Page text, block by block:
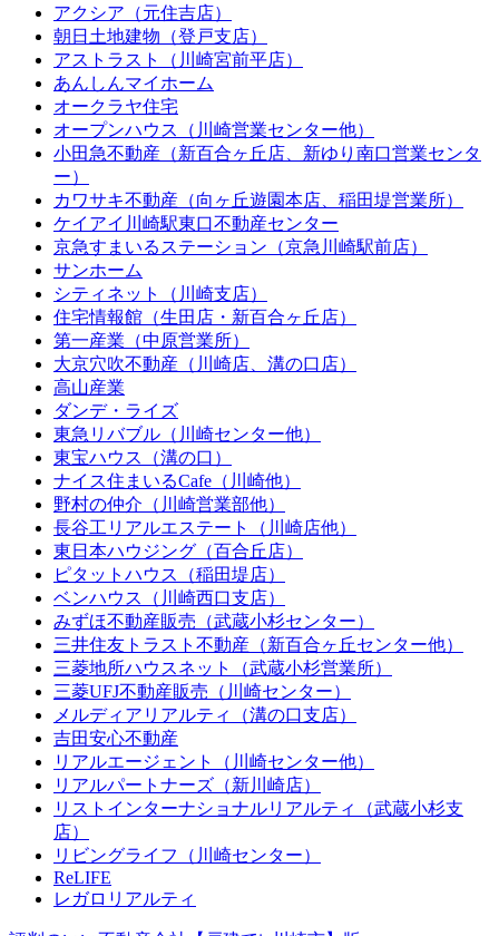
アクシア（元住吉店）
朝日土地建物（登戸支店）
アストラスト（川崎宮前平店）
あんしんマイホーム
オークラヤ住宅
オープンハウス（川崎営業センター他）
小田急不動産（新百合ヶ丘店、新ゆり南口営業センタ
ー）
カワサキ不動産（向ヶ丘遊園本店、稲田堤営業所）
ケイアイ川崎駅東口不動産センター
京急すまいるステーション（京急川崎駅前店）
サンホーム
シティネット（川崎支店）
住宅情報館（生田店・新百合ヶ丘店）
第一産業（中原営業所）
大京穴吹不動産（川崎店、溝の口店）
高山産業
ダンデ・ライズ
東急リバブル（川崎センター他）
東宝ハウス（溝の口）
ナイス住まいるCafe（川崎他）
野村の仲介（川崎営業部他）
長谷工リアルエステート（川崎店他）
東日本ハウジング（百合丘店）
ピタットハウス（稲田堤店）
ベンハウス（川崎西口支店）
みずほ不動産販売（武蔵小杉センター）
三井住友トラスト不動産（新百合ヶ丘センター他）
三菱地所ハウスネット（武蔵小杉営業所）
三菱UFJ不動産販売（川崎センター）
メルディアリアルティ（溝の口支店）
吉田安心不動産
リアルエージェント（川崎センター他）
リアルパートナーズ（新川崎店）
リストインターナショナルリアルティ（武蔵小杉支
店）
リビングライフ（川崎センター）
ReLIFE
レガロリアルティ